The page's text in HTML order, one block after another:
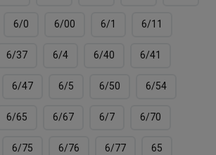
6/0 6/00 6/1 6/11
6/37 6/4 6/40 6/41
6/47 6/5 6/50 6/54
6/65 6/67 6/7 6/70
6/75 6/76 6/77 65